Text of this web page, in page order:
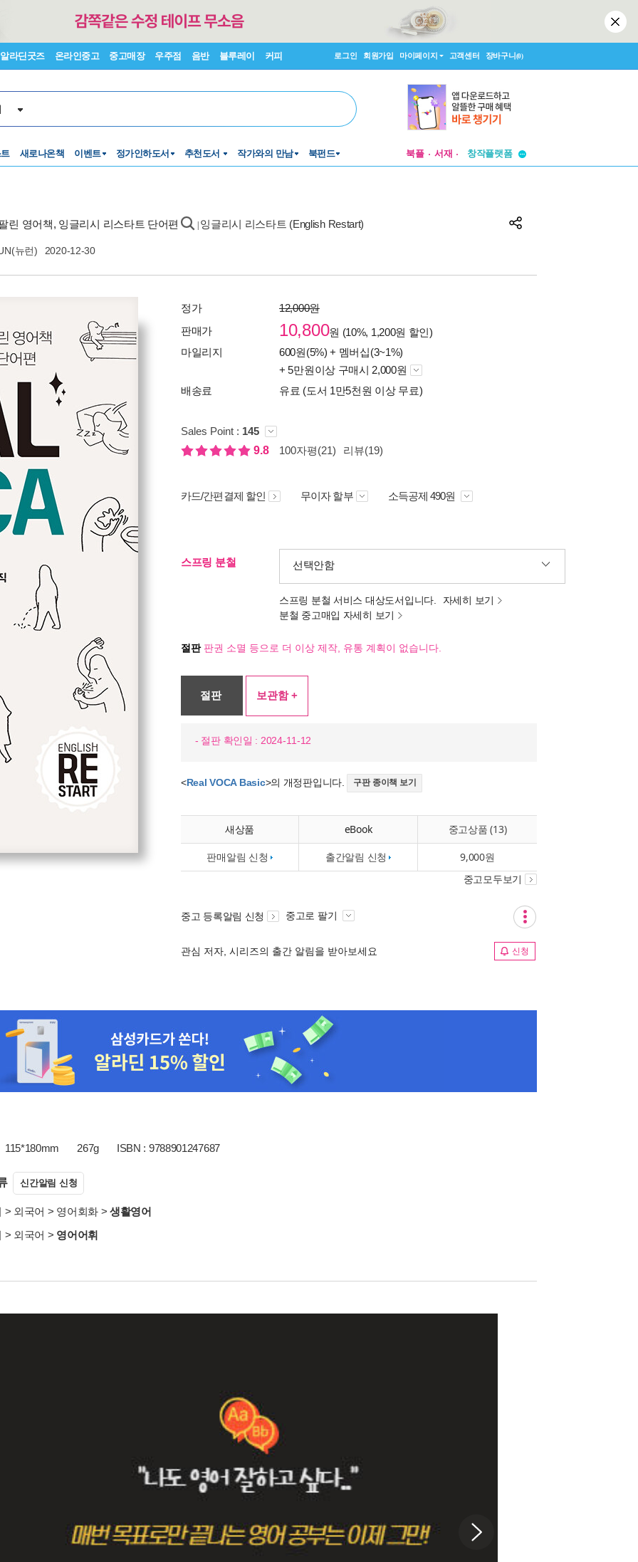
알라딘굿즈 온라인중고 중고매장 우주점 음반 블루레이 커피 로그인 회원가입 마이페이지 고객센터 장바구니(0)
새로나온책 이벤트 정가인하도서 추천도서 작가와의 만남 북펀드 북플 서재
창작플랫폼
린 영어책, 잉글리시 리스타트 단어편 잉글리시 리스타트 (English Restart)
뉴런) 2020-12-30
정가
12,000원
판매가
10,800원 (10%, 1,200원 할인)
마일리지
600원(5%) + 멤버십(3~1%)
+ 5만원이상 구매시 2,000원
배송료
유료 (도서 1만5천원 이상 무료)
Sales Point : 145
9.8
100자평(21) 리뷰(19)
카드/간편결제 할인 무이자 할부 소득공제 490원
스프링 분철 선택안함
스프링 분철 서비스 대상도서입니다.
자세히 보기
분철 중고매입 자세히 보기
절판판권 소멸 등으로 더 이상 제작, 유통 계획이 없습니다.
절판 보관함 +
- 절판 확인일 : 2024-11-12
<Real VOCA Basic>의 개정판입니다. 구판 종이책 보기
새상품 eBook 중고상품 (13)
판매알림 신청 출간알림 신청 9,000원
중고모두보기
중고 등록알림 신청 중고로 팔기
관심 저자, 시리즈의 출간 알림을 받아보세요 신청
115*180mm 267g ISBN : 9788901247687
신간알림 신청
> 외국어 > 영어회화>생활영어
> 외국어 > 영어어휘